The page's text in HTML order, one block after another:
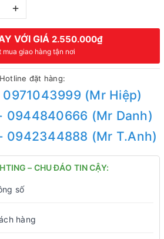
+
VỚI GIÁ 2.550.000₫
mua giao hàng tận nơi
Hotline đặt hàng:
(Mr Hiệp)
0944840666 (Mr Danh)
0942344888 (Mr T.Anh)
– CHU ĐÁO TIN CẬY:
số
hàng